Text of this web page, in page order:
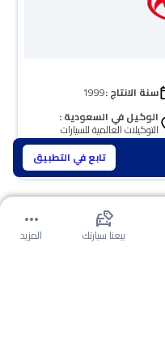
تابع في التطبيق
سنة الانتاج :1999
الوكيل في السعودية :
التوكيلات العالمية للسيارات
بيعنا سيارتك المزيد